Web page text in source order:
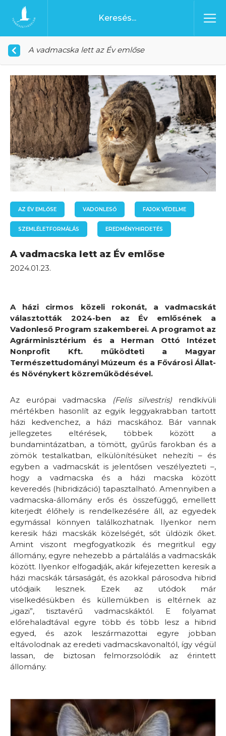
Ugrás a tartalomhoz
Főoldal
A vadmacska lett az Év emlőse
AZ ÉV EMLŐSE VADONLESŐ FAJOK VÉDELME
SZEMLÉLETFORMÁLÁS EREDMÉNYHIRDETÉS
A vadmacska lett az Év emlőse
2024.01.23.
A házi cirmos közeli rokonát, a vadmacskát
választották 2024-ben az Év emlősének a
Vadonleső Program szakemberei. A programot az
Agrárminisztérium és a Herman Ottó Intézet
Nonprofit Kft. működteti a Magyar
Természettudományi Múzeum és a Fővárosi Állat-
és Növénykert közreműködésével.
Az európai vadmacska (Felis silvestris) rendkívüli
mértékben hasonlít az egyik leggyakrabban tartott
házi kedvenchez, a házi macskához. Bár vannak
jellegzetes eltérések, többek között a
bundamintázatban, a tömött, gyűrűs farokban és a
zömök testalkatban, elkülönítésüket nehezíti – és
egyben a vadmacskát is jelentősen veszélyezteti –,
hogy a vadmacska és a házi macska között
keveredés (hibridizáció) tapasztalható. Amennyiben a
vadmacska-állomány erős és összefüggő, emellett
kiterjedt élőhely is rendelkezésére áll, az egyedek
egymással könnyen találkozhatnak. Ilyenkor nem
keresik házi macskák közelségét, sőt üldözik őket.
Amint viszont megfogyatkozik és megritkul egy
állomány, egyre nehezebb a pártalálás a vadmacskák
között. Ilyenkor elfogadják, akár kifejezetten keresik a
házi macskák társaságát, és azokkal párosodva hibrid
utódjaik lesznek. Ezek az utódok már
viselkedésükben és küllemükben is eltérnek az
„igazi”, tisztavérű vadmacskáktól. E folyamat
előrehaladtával egyre több és több lesz a hibrid
egyed, és azok leszármazottai egyre jobban
eltávolodnak az eredeti vadmacskavonaltól, így végül
lassan, de biztosan felmorzsolódik az érintett
állomány.